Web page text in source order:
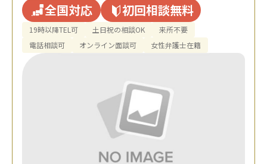
全国対応 初回相談無料
19時以降TEL可 土日祝の相談OK
来所不要
電話相談可
オンライン面談可 女性弁護士在籍